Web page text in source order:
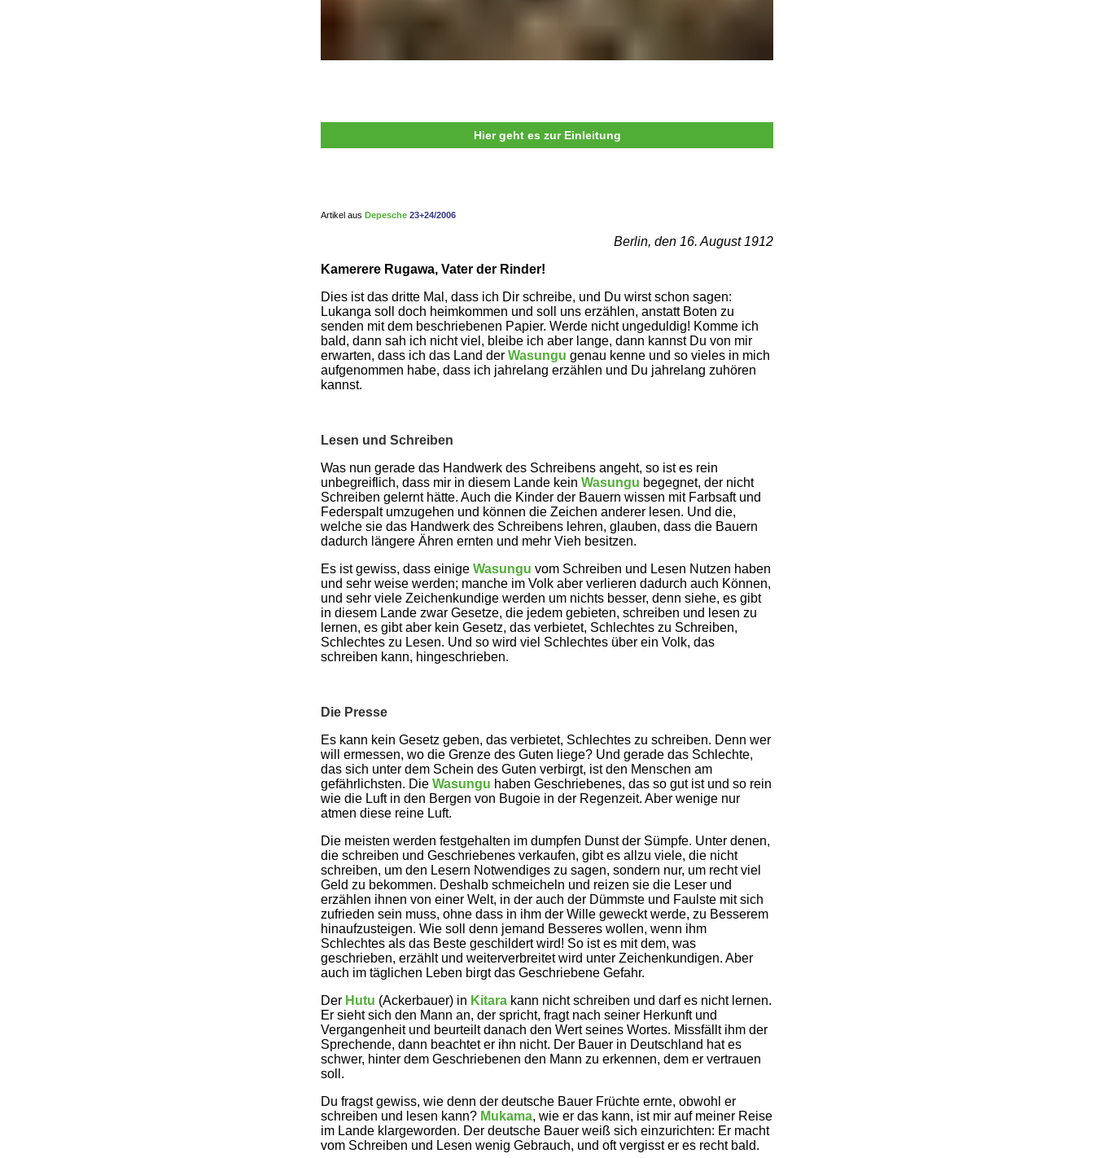
Hier geht es zur Einleitung
Artikel aus Depesche 23+24/2006
Berlin, den 16. August 1912
Kamerere Rugawa, Vater der Rinder!
Dies ist das dritte Mal, dass ich Dir schreibe, und Du wirst schon sagen:
Lukanga soll doch heimkommen und soll uns erzählen, anstatt Boten zu
senden mit dem beschriebenen Papier. Werde nicht ungeduldig! Komme ich
bald, dann sah ich nicht viel, bleibe ich aber lange, dann kannst Du von mir
erwarten, dass ich das Land der Wasungu genau kenne und so vieles in mich
aufgenommen habe, dass ich jahrelang erzählen und Du jahrelang zuhören
kannst.
Lesen und Schreiben
Was nun gerade das Handwerk des Schreibens angeht, so ist es rein
unbegreiflich, dass mir in diesem Lande kein Wasungu begegnet, der nicht
Schreiben gelernt hätte. Auch die Kinder der Bauern wissen mit Farbsaft und
Federspalt umzugehen und können die Zeichen anderer lesen. Und die,
welche sie das Handwerk des Schreibens lehren, glauben, dass die Bauern
dadurch längere Ähren ernten und mehr Vieh besitzen.
Es ist gewiss, dass einige Wasungu vom Schreiben und Lesen Nutzen haben
und sehr weise werden; manche im Volk aber verlieren dadurch auch Können,
und sehr viele Zeichenkundige werden um nichts besser, denn siehe, es gibt
in diesem Lande zwar Gesetze, die jedem gebieten, schreiben und lesen zu
lernen, es gibt aber kein Gesetz, das verbietet, Schlechtes zu Schreiben,
Schlechtes zu Lesen. Und so wird viel Schlechtes über ein Volk, das
schreiben kann, hingeschrieben.
Die Presse
Es kann kein Gesetz geben, das verbietet, Schlechtes zu schreiben. Denn wer
will ermessen, wo die Grenze des Guten liege? Und gerade das Schlechte,
das sich unter dem Schein des Guten verbirgt, ist den Menschen am
gefährlichsten. Die Wasungu haben Geschriebenes, das so gut ist und so rein
wie die Luft in den Bergen von Bugoie in der Regenzeit. Aber wenige nur
atmen diese reine Luft.
Die meisten werden festgehalten im dumpfen Dunst der Sümpfe. Unter denen,
die schreiben und Geschriebenes verkaufen, gibt es allzu viele, die nicht
schreiben, um den Lesern Notwendiges zu sagen, sondern nur, um recht viel
Geld zu bekommen. Deshalb schmeicheln und reizen sie die Leser und
erzählen ihnen von einer Welt, in der auch der Dümmste und Faulste mit sich
zufrieden sein muss, ohne dass in ihm der Wille geweckt werde, zu Besserem
hinaufzusteigen. Wie soll denn jemand Besseres wollen, wenn ihm
Schlechtes als das Beste geschildert wird! So ist es mit dem, was
geschrieben, erzählt und weiterverbreitet wird unter Zeichenkundigen. Aber
auch im täglichen Leben birgt das Geschriebene Gefahr.
Der Hutu (Ackerbauer) in Kitara kann nicht schreiben und darf es nicht lernen.
Er sieht sich den Mann an, der spricht, fragt nach seiner Herkunft und
Vergangenheit und beurteilt danach den Wert seines Wortes. Missfällt ihm der
Sprechende, dann beachtet er ihn nicht. Der Bauer in Deutschland hat es
schwer, hinter dem Geschriebenen den Mann zu erkennen, dem er vertrauen
soll.
Du fragst gewiss, wie denn der deutsche Bauer Früchte ernte, obwohl er
schreiben und lesen kann? Mukama, wie er das kann, ist mir auf meiner Reise
im Lande klargeworden. Der deutsche Bauer weiß sich einzurichten: Er macht
vom Schreiben und Lesen wenig Gebrauch, und oft vergisst er es recht bald.